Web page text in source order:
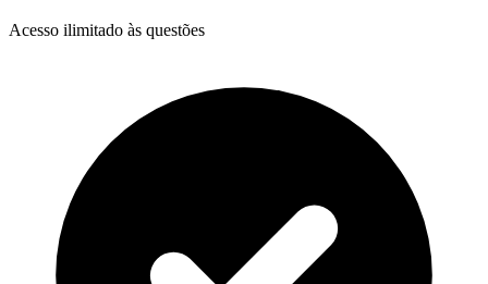
Acesso ilimitado às questões